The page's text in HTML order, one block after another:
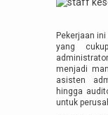
Pekerjaan
yang
menjadi
asisten
hingga
untuk